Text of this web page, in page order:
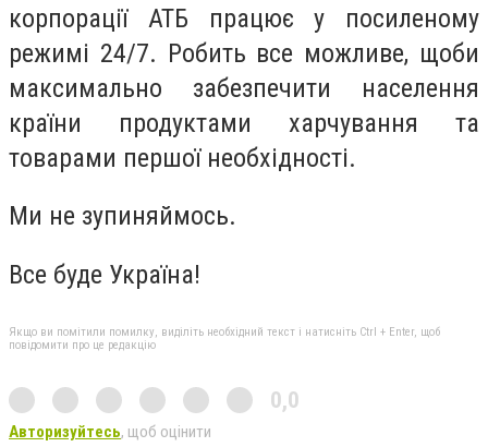
корпорації АТБ працює у посиленому
режимі 24/7. Робить все можливе, щоби
максимально забезпечити населення
країни продуктами харчування та
товарами першої необхідності.
Ми не зупиняймось.
Все буде Україна!
Якщо ви помітили помилку, виділіть необхідний текст і натисніть Ctrl + Enter, щоб
повідомити про це редакцію
0,0
Авторизуйтесь, щоб оцінити